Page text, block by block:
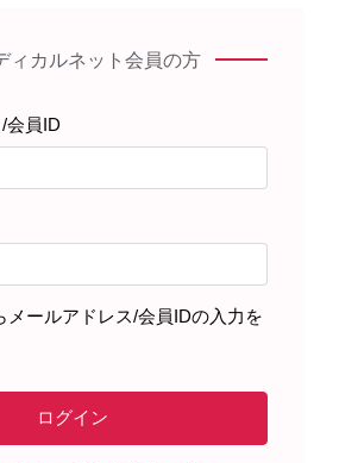
性情報
ドから探す
ィカルネット会員の方
会員ID
メールアドレス/会員IDの入力を